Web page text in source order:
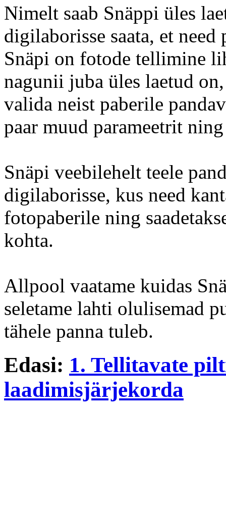
Nimelt saab Snäppi üles
digilaborisse saata, et
Snäpi on fotode tellimine
nagunii juba üles laetud
valida neist paberile
paar muud parameetrit
Snäpi veebilehelt teele
digilaborisse, kus need
fotopaberile ning
kohta.
Allpool vaatame kuidas
seletame lahti olulisemad
tähele panna tuleb.
Edasi: 1. Tellitavate
laadimisjärjekorda